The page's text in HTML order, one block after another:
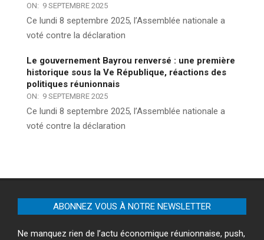
ON: 9 SEPTEMBRE 2025
Ce lundi 8 septembre 2025, l’Assemblée nationale a
voté contre la déclaration
Le gouvernement Bayrou renversé : une première
historique sous la Ve République, réactions des
politiques réunionnais
ON: 9 SEPTEMBRE 2025
Ce lundi 8 septembre 2025, l’Assemblée nationale a
voté contre la déclaration
ABONNEZ VOUS À NOTRE NEWSLETTER
Ne manquez rien de l’actu économique réunionnaise, push,